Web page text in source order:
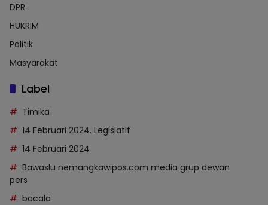
DPR
HUKRIM
Politik
Masyarakat
Label
Timika
14 Februari 2024. Legislatif
14 Februari 2024
Bawaslu nemangkawipos.com media grup dewan
pers
bacala